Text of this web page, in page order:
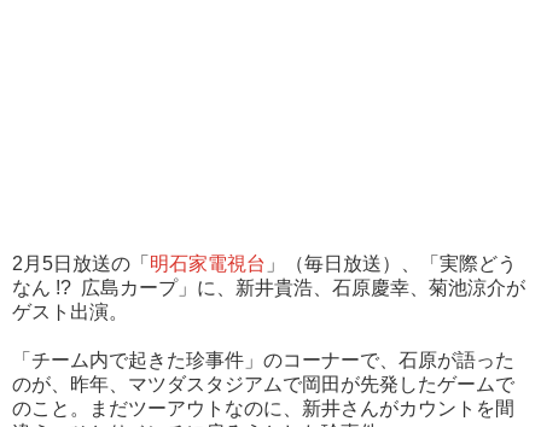
2月5日放送の「 明石家電視台 」（毎日放送）、「実際どう
なん !? 広島カープ」に、新井貴浩、石原慶幸、菊池涼介が
ゲスト出演。
「チーム内で起きた珍事件」のコーナーで、石原が語った
のが、昨年、マツダスタジアムで岡田が先発したゲームで
のこと。まだツーアウトなのに、新井さんがカウントを間